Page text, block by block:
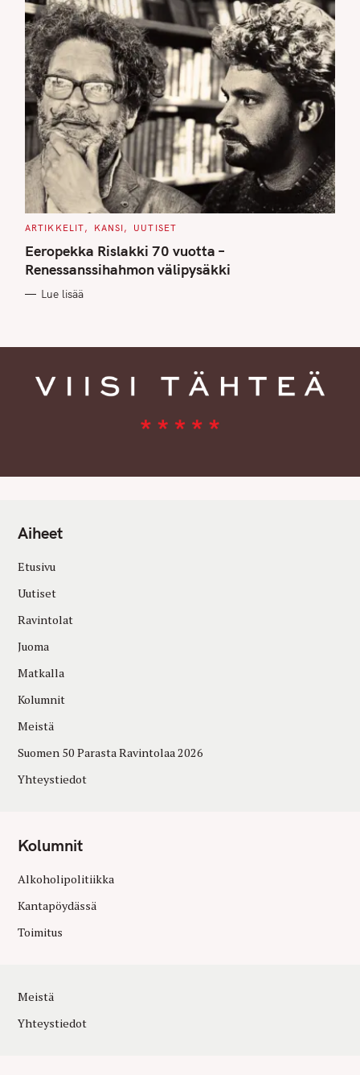
C
T
E
G
O
I
ARTIKKELIT KANSI UUTISET
Eeropekka Rislakki 70 vuotta –
Renessanssihahmon välipysäkki
Lue lisää
Aiheet
Etusivu
Uutiset
Ravintolat
Juoma
Matkalla
Kolumnit
Meistä
Suomen 50 Parasta Ravintolaa 2026
Yhteystiedot
Kolumnit
Alkoholipolitiikka
Kantapöydässä
Toimitus
Meistä
Yhteystiedot